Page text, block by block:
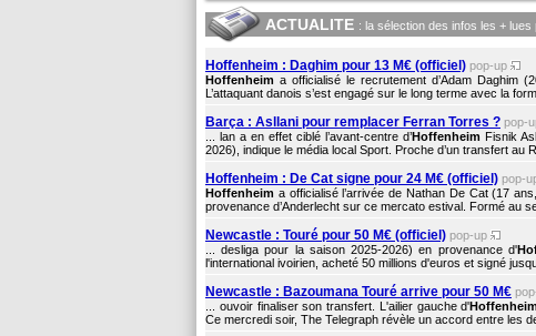
ACTUALITE : la sélection des infos les +
Hoffenheim : Daghim pour 13 M€ (officiel) pop-up
Hoffenheim a officialisé le recrutement d’Adam Daghim
L’attaquant danois s’est engagé sur le long terme avec la
Barça : Asllani pour remplacer Ferran Torres ? pop-
... lan a en effet ciblé l’avant-centre d’Hoffenheim Fisnik
2026), indique le média local Sport. Proche d’un transfert au
Hoffenheim : De Cat signe pour 24 M€ (officiel) pop-
Hoffenheim a officialisé l’arrivée de Nathan De Cat (17
provenance d’Anderlecht sur ce mercato estival. Formé au
Newcastle : Touré pour 50 M€ (officiel) pop-up
... desliga pour la saison 2025-2026) en provenance d'
l'international ivoirien, acheté 50 millions d'euros et signé
Newcastle : Bazoumana Touré arrive pour 50 M€
... ouvoir finaliser son transfert. L'ailier gauche d'Hoffenheim
Ce mercredi soir, The Telegraph révèle un accord entre les